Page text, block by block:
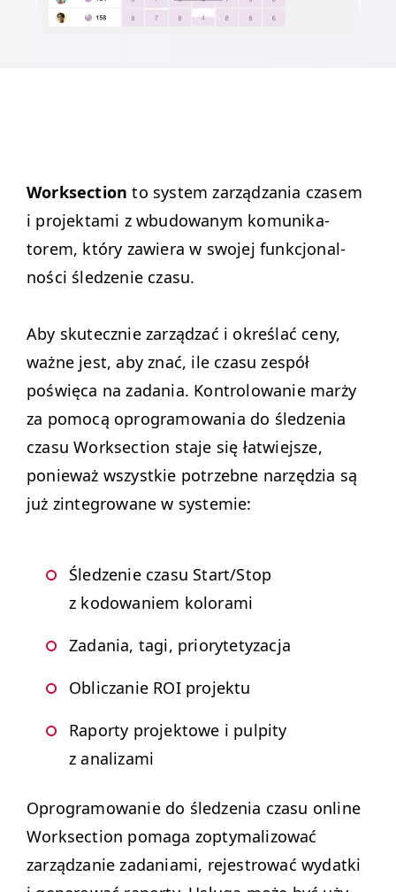
Work­sec­tion to sys­tem zarządza­nia cza­sem
i pro­jek­ta­mi z wbu­dowanym komu­nika­
torem, który zaw­iera w swo­jej funkcjon­al­
noś­ci śledze­nie czasu.
Aby skutecznie zarządzać i określać ceny,
ważne jest, aby znać, ile cza­su zespół
poświę­ca na zada­nia. Kon­trolowanie marży
za pomocą opro­gramowa­nia do śledzenia
cza­su Work­sec­tion sta­je się łatwiejsze,
ponieważ wszys­tkie potrzeb­ne narzędzia są
już zin­te­growane w systemie:
Śledze­nie cza­su Start/​Stop
z kodowaniem kolorami
Zada­nia, tagi, priorytetyzacja
Obliczanie ROIprojektu
Raporty pro­jek­towe i pul­pi­ty
z analizami
Opro­gramowanie do śledzenia cza­su online
Work­sec­tion poma­ga zop­ty­mal­i­zować
zarządzanie zada­ni­a­mi, reje­strować wydat­ki